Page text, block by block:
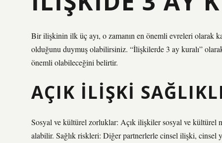
Bir ilişkinin ilk üç ayı, o zamanın en önemli evreleri olarak
olduğunu duymuş olabilirsiniz. “İlişkilerde 3 ay kuralı”
önemli olabileceğini belirtir.
AÇIK ILIŞKI
Sosyal ve kültürel zorluklar: Açık ilişkiler sosyal ve kültürel
alabilir. Sağlık riskleri: Diğer partnerlerle cinsel ilişki, cinsel